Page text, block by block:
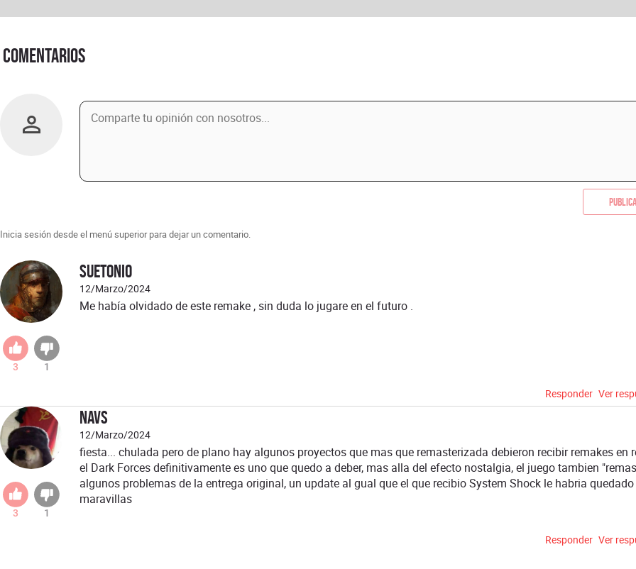
Comentarios
Inicia sesión desde el menú superior para dejar un comentario.
Suetonio
12/Marzo/2024
3 1
Me había olvidado de este remake , sin duda lo jugare en el futuro .
Responder Ver
Navs
12/Marzo/2024
3 1
fiesta... chulada pero de plano hay algunos proyectos que mas que remasterizada debieron recibir remakes en
el Dark Forces definitivamente es uno que quedo a deber, mas alla del efecto nostalgia, el juego tambien
algunos problemas de la entrega original, un update al gual que el que recibio System Shock le habria
maravillas
Responder Ver